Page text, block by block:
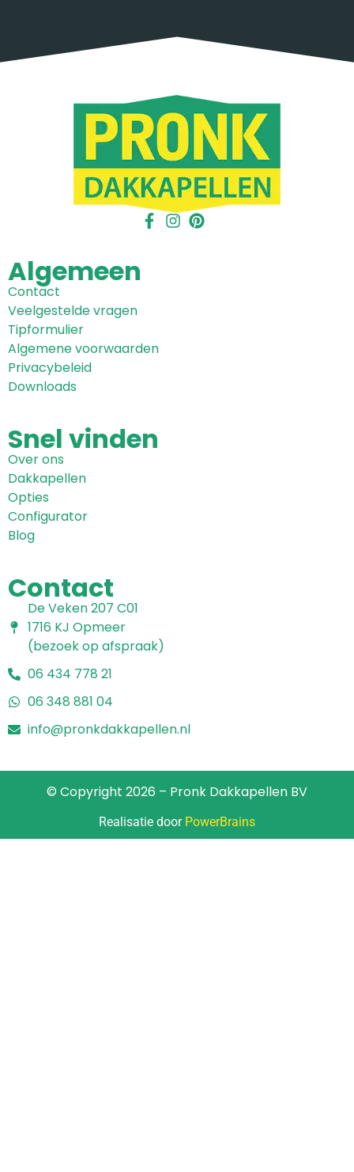
Algemeen
Contact
Veelgestelde vragen
Tipformulier
Algemene voorwaarden
Privacybeleid
Downloads
Snel vinden
Over ons
Dakkapellen
Opties
Configurator
Blog
Contact
De Veken 207 C01
1716 KJ Opmeer
(bezoek op afspraak)
06 434 778 21
06 348 881 04
info@pronkdakkapellen.nl
© Copyright 2026 – Pronk Dakkapellen BV
Realisatie door PowerBrains